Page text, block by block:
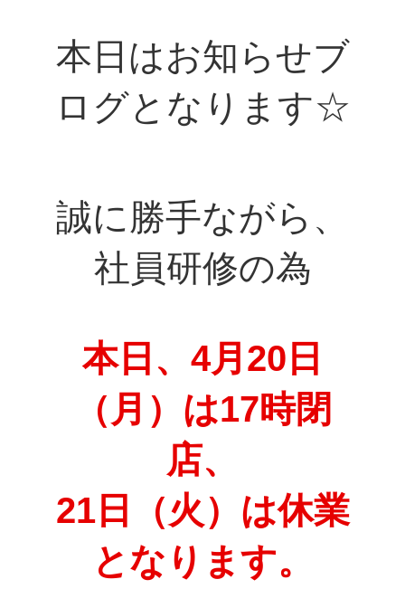
本日はお知らせブ
ログとなります☆
誠に勝手ながら、
社員研修の為
本日、4月20日
（月）は17時閉
店、
21日（火）は休業
となります。